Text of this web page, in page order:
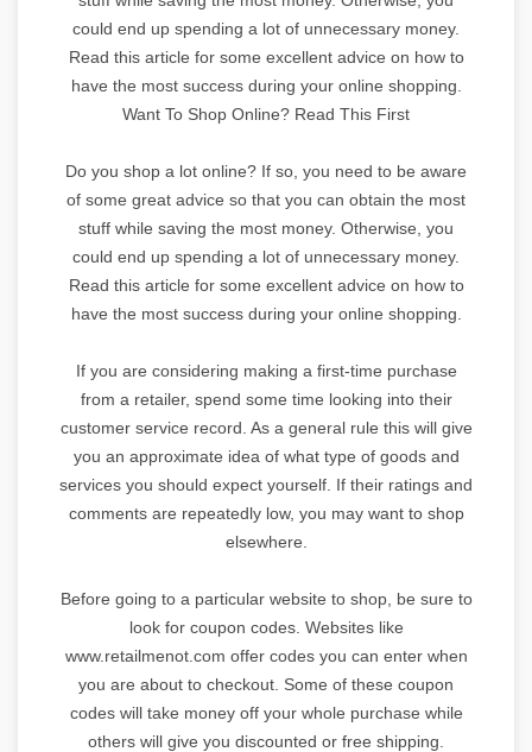
could end up spending a lot of unnecessary money.
Read this article for some excellent advice on how to
have the most success during your online shopping.
Want To Shop Online? Read This First
Do you shop a lot online? If so, you need to be aware
of some great advice so that you can obtain the most
stuff while saving the most money. Otherwise, you
could end up spending a lot of unnecessary money.
Read this article for some excellent advice on how to
have the most success during your online shopping.
If you are considering making a first-time purchase
from a retailer, spend some time looking into their
customer service record. As a general rule this will give
you an approximate idea of what type of goods and
services you should expect yourself. If their ratings and
comments are repeatedly low, you may want to shop
elsewhere.
Before going to a particular website to shop, be sure to
look for coupon codes. Websites like
www.retailmenot.com offer codes you can enter when
you are about to checkout. Some of these coupon
codes will take money off your whole purchase while
others will give you discounted or free shipping.